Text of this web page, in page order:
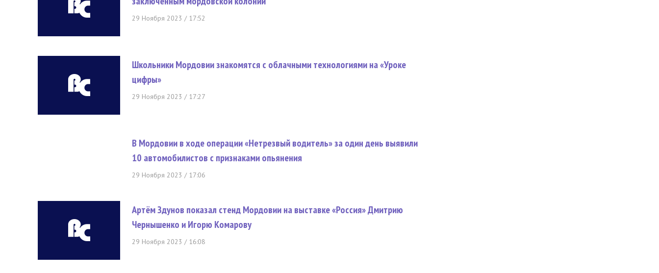
29 Ноября 2023 / 17:52
Школьники Мордовии знакомятся с облачными технологиями на «Уроке
цифры»
29 Ноября 2023 / 17:27
В Мордовии в ходе операции «Нетрезвый водитель» за один день выявили
10 автомобилистов с признаками опьянения
29 Ноября 2023 / 17:06
Артём Здунов показал стенд Мордовии на выставке «Россия» Дмитрию
Чернышенко и Игорю Комарову
29 Ноября 2023 / 16:08